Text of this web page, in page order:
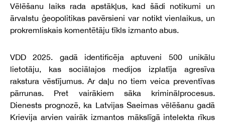
Vēlēšanu laiks rada apstākļus, kad šādi notikumi un
ārvalstu ģeopolitikas pavērsieni var notikt vienlaikus, un
prokremliskais komentētāju tīkls izmanto abus.
VDD 2025. gadā identificēja aptuveni 500 unikālu
lietotāju, kas sociālajos medijos izplatīja agresīva
rakstura vēstījumus. Ar daļu no tiem veica preventīvas
pārrunas. Pret vairākiem sāka kriminālprocesus.
Dienests prognozē, ka Latvijas Saeimas vēlēšanu gadā
Krievija arvien vairāk izmantos mākslīgā intelekta rīkus